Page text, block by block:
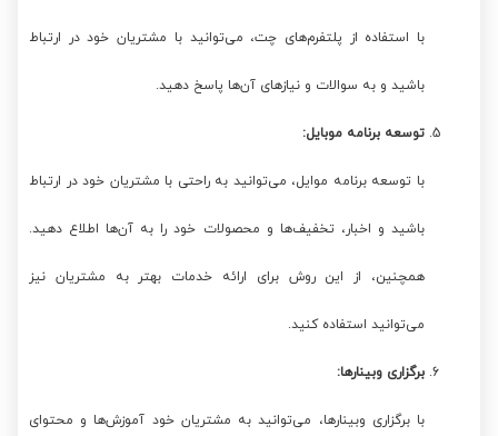
با استفاده از پلتفرم‌های چت، می‌توانید با مشتریان خود در ارتباط
باشید و به سوالات و نیازهای آن‌ها پاسخ دهید.
توسعه برنامه موبایل:
با توسعه برنامه موایل، می‌توانید به راحتی با مشتریان خود در ارتباط
باشید و اخبار، تخفیف‌ها و محصولات خود را به آن‌ها اطلاع دهید.
همچنین، از این روش برای ارائه خدمات بهتر به مشتریان نیز
می‌توانید استفاده کنید.
برگزاری وبینارها:
با برگزاری وبینارها، می‌توانید به مشتریان خود آموزش‌ها و محتوای